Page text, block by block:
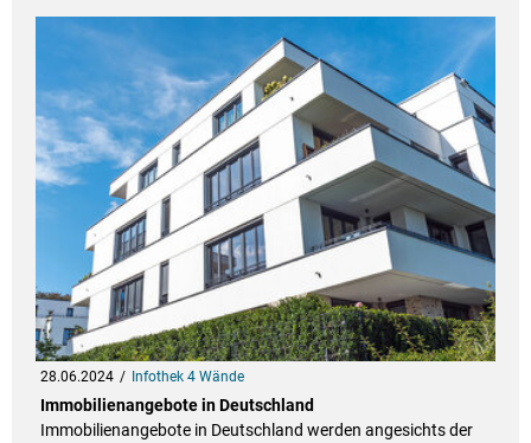
28.06.2024 Infothek 4 Wände
Immobilienangebote in Deutschland
Immobilienangebote in Deutschland werden angesichts der